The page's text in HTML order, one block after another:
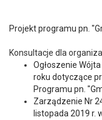
Projekt programu pn.
Konsultacje dla
Ogłoszenie
roku dotyczące
Programu pn.
Zarządzenie Nr
listopada 2019 r.